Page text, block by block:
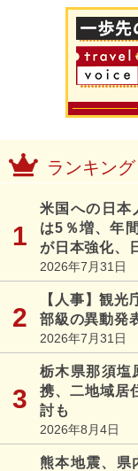
ランキング
米国への日本
は5％増、年
が日本強化、
2026年7月31日
【人事】観
部級の異動
2026年7月31日
栃木県那須塩
携、二地域居
討も
2026年8月4日
熊本地震、県